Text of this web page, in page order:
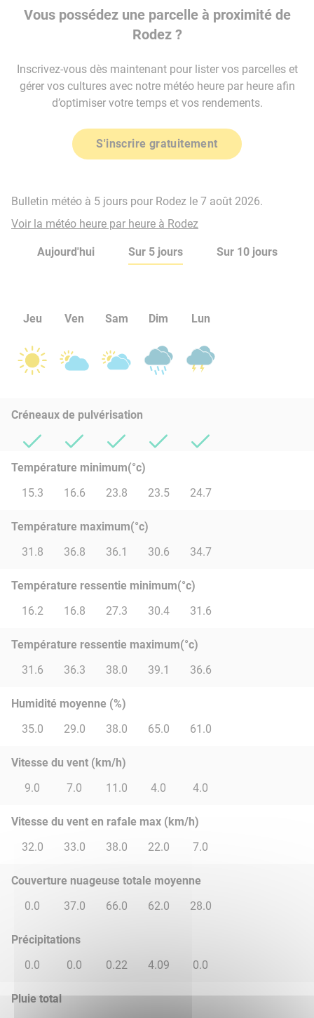
Vous possédez une parcelle à proximité de
Rodez ?
Inscrivez-vous dès maintenant pour lister vos parcelles et
gérer vos cultures avec notre météo heure par heure afin
d’optimiser votre temps et vos rendements.
S'inscrire gratuitement
Bulletin météo à 5 jours pour Rodez le 7 août 2026.
Voir la météo heure par heure à Rodez
Aujourd'hui Sur 5 jours Sur 10 jours
Jeu Ven Sam Dim Lun
Créneaux de pulvérisation
Température minimum(°c)
15.3
16.6 23.8 23.5 24.7
Température maximum(°c)
31.8
36.8 36.1 30.6 34.7
Température ressentie minimum(°c)
16.2
16.8 27.3 30.4 31.6
Température ressentie maximum(°c)
31.6
36.3 38.0 39.1 36.6
Humidité moyenne (%)
35.0
29.0 38.0 65.0 61.0
Vitesse du vent (km/h)
9.0
7.0 11.0 4.0 4.0
Vitesse du vent en rafale max (km/h)
32.0
33.0 38.0 22.0 7.0
Couverture nuageuse totale moyenne
0.0
37.0 66.0 62.0 28.0
Précipitations
0.0
0.0 0.22 4.09 0.0
Pluie total